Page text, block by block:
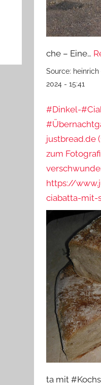
che – Eine…
Source:
2024 - 15:41
#Dinkel-
justbread.de
zum
https://
ciabatta-
ta mit